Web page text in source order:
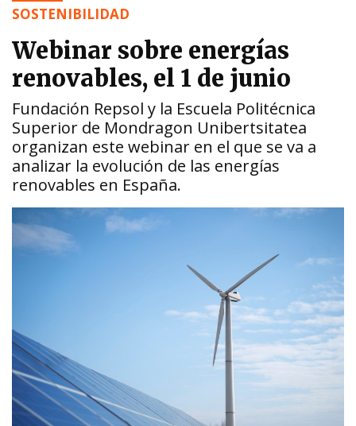
SOSTENIBILIDAD
Webinar sobre energías
renovables, el 1 de junio
Fundación Repsol y la Escuela Politécnica
Superior de Mondragon Unibertsitatea
organizan este webinar en el que se va a
analizar la evolución de las energías
renovables en España.